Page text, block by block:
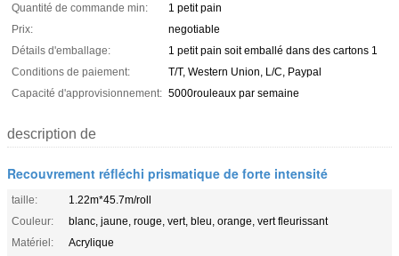
Quantité de commande min:
1 petit pain
Prix:
negotiable
Détails d'emballage:
1 petit pain soit emballé dans des cartons 1
Conditions de paiement:
T/T, Western Union, L/C, Paypal
Capacité d'approvisionnement: 5000rouleaux par semaine
description de
Recouvrement réfléchi prismatique de forte intensité
taille:
1.22m*45.7m/roll
Couleur:
blanc, jaune, rouge, vert, bleu, orange, vert fleurissant
Matériel:
Acrylique